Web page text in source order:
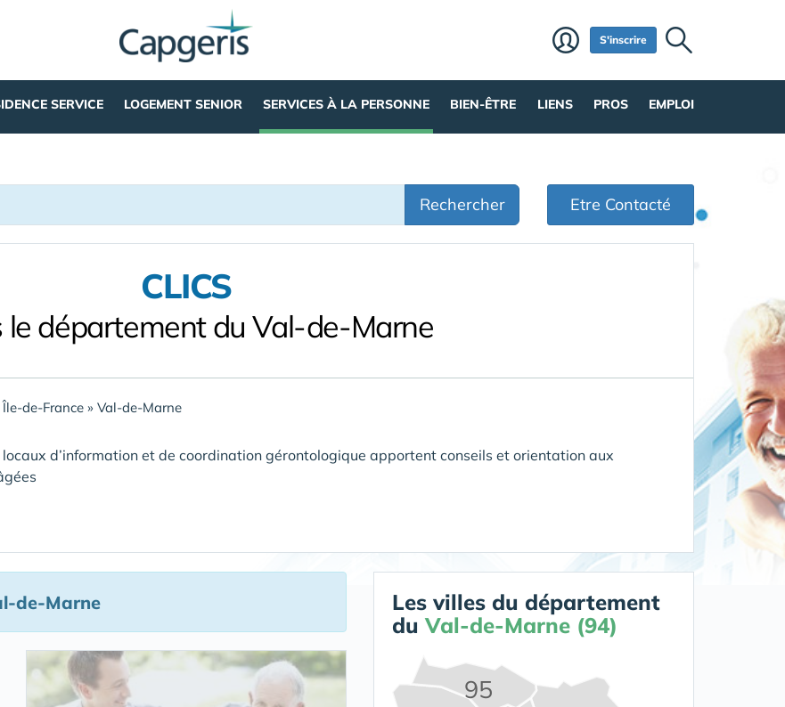
S'inscrire
SERVICE LOGEMENT SENIOR SERVICES À LA PERSONNE BIEN-ÊTRE LIENS PROS EMPLOI
Rechercher Etre Contacté
CLICS
le département du Val-de-Marne
Île-de-France » Val-de-Marne
locaux d’information et de coordination gérontologique apportent conseils et orientation aux
de-Marne
Les villes du département
du Val-de-Marne (94)
95